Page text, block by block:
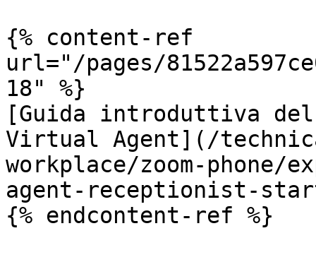
{% content-ref
url="/pages/
18" %}
[Guida introduttiva
Virtual Agent](/
workplace/zoom-
agent-receptionist-
{% endcontent-ref %}